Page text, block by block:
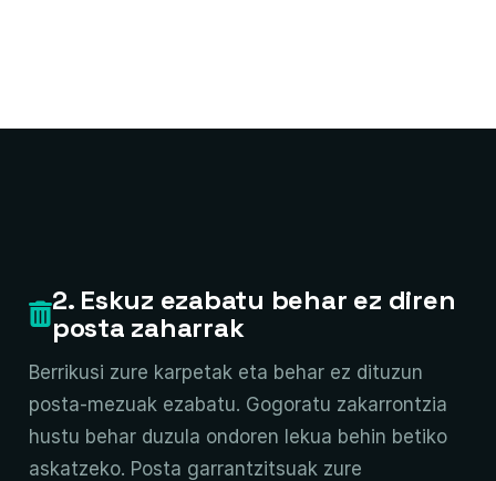
2. Eskuz ezabatu behar ez diren
posta zaharrak
Berrikusi zure karpetak eta behar ez dituzun
posta-mezuak ezabatu. Gogoratu zakarrontzia
hustu behar duzula ondoren lekua behin betiko
askatzeko. Posta garrantzitsuak zure